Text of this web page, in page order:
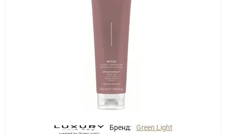
Бренд: Green Light